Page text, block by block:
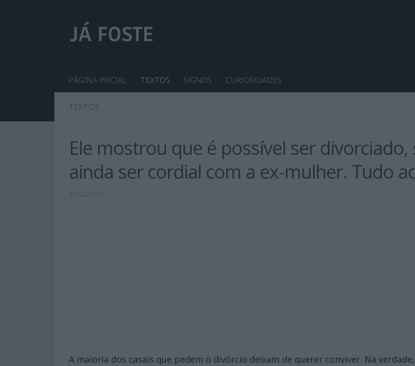
PÁGINA INICIAL TEXTOS SIGNOS CURIOSIDADES
Ele mostrou que é possível ser
ainda ser cordial com a ex-mulher. Tudo
A maioria dos casais que pedem o divórcio deixam de querer conviver. Na